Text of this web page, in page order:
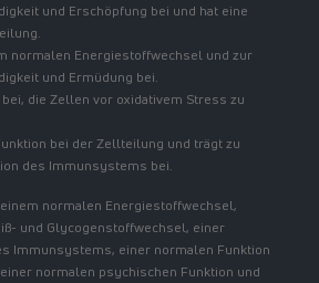
und Erschöpfung bei und hat eine
normalen Energiestoffwechsel und zur
und Ermüdung bei.
die Zellen vor oxidativem Stress zu
bei der Zellteilung und trägt zu
des Immunsystems bei.
normalen Energiestoffwechsel,
und Glycogenstoffwechsel, einer
Immunsystems, einer normalen Funktion
normalen psychischen Funktion und